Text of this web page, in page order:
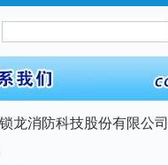
龙消防科技股份有限公司